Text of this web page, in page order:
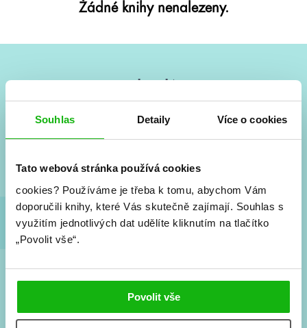
Souhlas Detaily Více o cookies
Tato webová stránka používá cookies
cookies? Používáme je třeba k tomu, abychom Vám
doporučili knihy, které Vás skutečně zajímají. Souhlas s
využitím jednotlivých dat udělíte kliknutím na tlačítko
„Povolit vše“.
Povolit vše
Žádné knihy nenalezeny.
Vše kolem #youngadult každý měsíc rovnou do mailu!
a seriálové adaptace a další.
Souhlasím spodmínkami zpracování osobních údajů